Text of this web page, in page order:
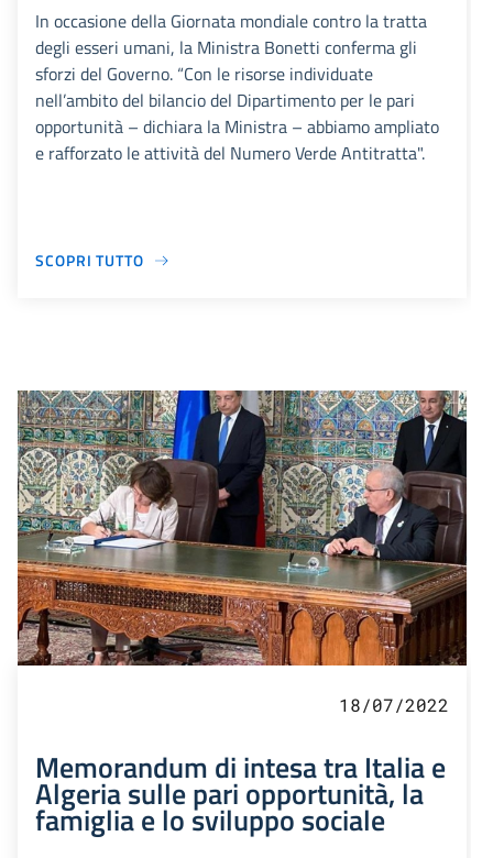
In occasione della Giornata mondiale contro la tratta
degli esseri umani, la Ministra Bonetti conferma gli
sforzi del Governo. “Con le risorse individuate
nell’ambito del bilancio del Dipartimento per le pari
opportunità – dichiara la Ministra – abbiamo ampliato
e rafforzato le attività del Numero Verde Antitratta".
SCOPRI TUTTO
18/07/2022
Memorandum di intesa tra Italia e
Algeria sulle pari opportunità, la
famiglia e lo sviluppo sociale